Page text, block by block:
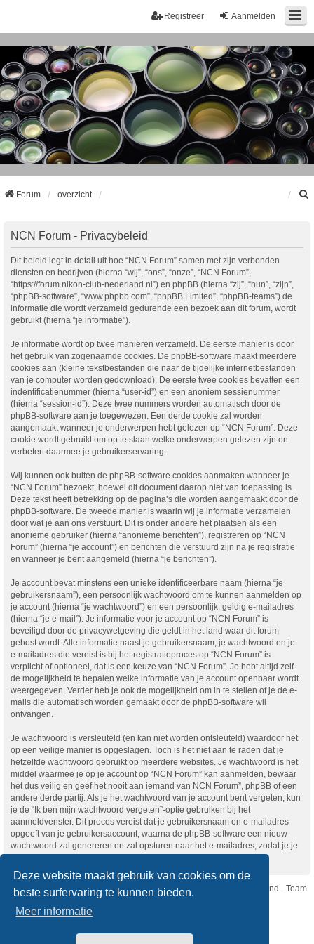
Deze website maakt gebruik van cookies om de
beste surfervaring te kunnen bieden.
Meer informatie
Aanmelden
Registreer
Forum overzicht
NCN Forum - Privacybeleid
Dit beleid legt in detail uit hoe “NCN Forum” samen met zijn verbonden
diensten en bedrijven (hierna “wij”, “ons”, “onze”, “NCN Forum”,
“https://forum.nikon-club-nederland.nl”) en phpBB (hierna “zij”, “hun”, “zijn”,
“phpBB-software”, “www.phpbb.com”, “phpBB Limited”, “phpBB-teams”) de
informatie die wordt verzameld gedurende een bezoek aan dit forum, wordt
gebruikt (hierna “je informatie”).
Je informatie wordt op twee manieren verzameld. De eerste manier is door
het gebruik van zogenaamde cookies. De phpBB-software maakt meerdere
cookies aan (kleine tekstbestanden die naar de tijdelijke internetbestanden
van je computer worden gedownload). De eerste twee cookies bevatten een
indentificatienummer (hierna “user-id”) en een anoniem sessienummer
(hierna “session-id”). Deze twee nummers worden automatisch door de
phpBB-software aan je toegewezen. Een derde cookie zal worden
aangemaakt wanneer je onderwerpen hebt gelezen op “NCN Forum”. Deze
cookie wordt gebruikt om op te slaan welke onderwerpen gelezen zijn en
verbetert daarmee je gebruikerservaring.
Wij kunnen ook buiten de phpBB-software cookies aanmaken wanneer je
“NCN Forum” bezoekt, hoewel dit document daarop niet van toepassing is.
Deze tekst heeft betrekking op de pagina’s die worden aangemaakt door de
phpBB-software. De tweede manier is waarin wij je informatie verzamelen
door wat je aan ons verstuurt. Dit is onder andere het plaatsen als een
anonieme gebruiker (hierna “anonieme berichten”), registreren op “NCN
Forum” (hierna “je account”) en berichten die verstuurd zijn na je registratie
en wanneer je bent aangemeld (hierna “je berichten”).
Je account bevat minstens een unieke identificeerbare naam (hierna “je
gebruikersnaam”), een persoonlijk wachtwoord om te kunnen aanmelden op
je account (hierna “je wachtwoord”) en een persoonlijk, geldig e-mailadres
(hierna “je e-mail”). Je informatie voor je account op “NCN Forum” is
beveiligd door de privacywetgeving die geldt in het land waar dit forum
gehost wordt. Alle informatie naast je gebruikersnaam, je wachtwoord en je
e-mailadres die vereist is bij het registratieproces op “NCN Forum” is
verplicht of optioneel, dat is een keuze van “NCN Forum”. Je hebt altijd zelf
de mogelijkheid te bepalen welke informatie van je account openbaar wordt
weergegeven. Verder heb je ook de mogelijkheid om in te stellen of je de e-
mails die automatisch worden gemaakt door de phpBB-software wil
ontvangen.
Je wachtwoord is versleuteld (en kan niet worden ontsleuteld) waardoor het
op een veilige manier is opgeslagen. Toch is het niet aan te raden dat je
hetzelfde wachtwoord gebruikt op meerdere websites. Je wachtwoord is het
middel waarmee je op je account op “NCN Forum” kan aanmelden, bewaar
het dus veilig en geef het nooit aan iemand van NCN Forum”, phpBB of een
andere derde partij. Als je het wachtwoord van je account bent vergeten, kun
je de “Ik ben mijn wachtwoord vergeten”-optie gebruiken bij het
aanmeldvenster. Dit proces vereist dat je gebruikersnaam en e-mailadres
opgeeft van je gebruikersaccount, waarna de phpBB-software een nieuw
wachtwoord zal genereren en zal opsturen naar het e-mailadres, zodat je je
opnieuw kunt aanmelden.
Nikon Club Nederland - Team
Forum
Copyright © Nikon Club Nederland 2023